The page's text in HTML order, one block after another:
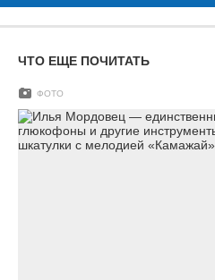
ЧТО ЕЩЕ ПОЧИТАТЬ
ФОТО